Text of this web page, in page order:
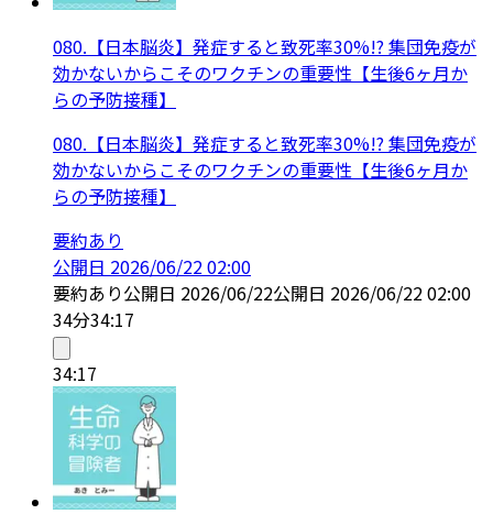
080.【日本脳炎】発症すると致死率30%!? 集団免疫が
効かないからこそのワクチンの重要性【生後6ヶ月か
らの予防接種】
080.【日本脳炎】発症すると致死率30%!? 集団免疫が
効かないからこそのワクチンの重要性【生後6ヶ月か
らの予防接種】
要約あり
公開日 2026/06/22 02:00
要約あり公開日 2026/06/22公開日 2026/06/22 02:00
34分34:17
34:17